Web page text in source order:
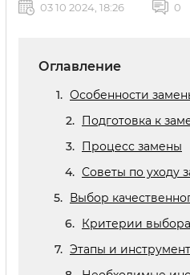
03 10 2024, 18:26 0
Оглавление
Особенности
Подготовка к
Процесс замены
Советы по уходу
Выбор
Критерии
Этапы и